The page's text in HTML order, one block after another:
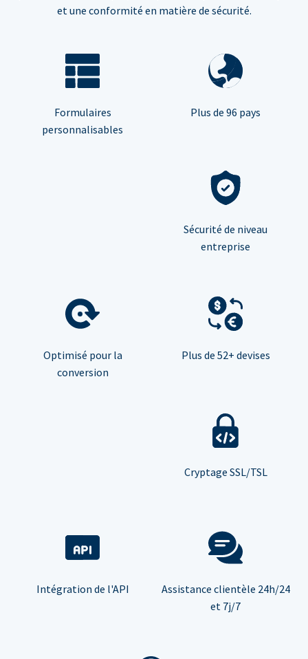
et une conformité en matière de sécurité.
Formulaires
personnalisables
Plus de 96 pays
Sécurité de niveau
entreprise
Optimisé pour la
conversion
Plus de 52+ devises
Cryptage SSL/TSL
Intégration de l'API
Assistance clientèle 24h/24
et 7j/7